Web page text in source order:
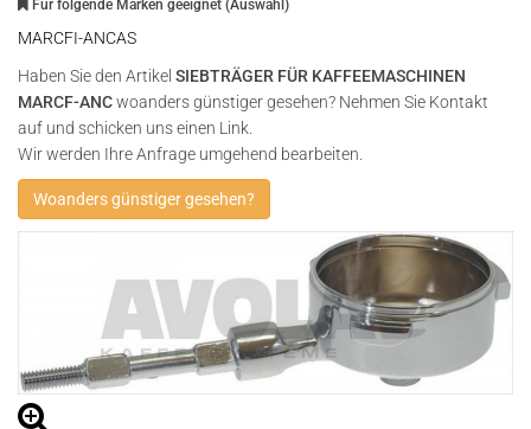
Für folgende Marken geeignet (Auswahl)
MARCFI-ANCAS
Haben Sie den Artikel SIEBTRÄGER FÜR KAFFEEMASCHINEN
MARCF-ANCwoanders günstiger gesehen? Nehmen Sie Kontakt
auf und schicken uns einen Link.
Wir werden Ihre Anfrage umgehend bearbeiten.
Woanders günstiger gesehen?